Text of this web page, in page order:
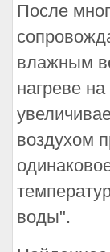
После
влажным
нагреве
воздухом
воды".